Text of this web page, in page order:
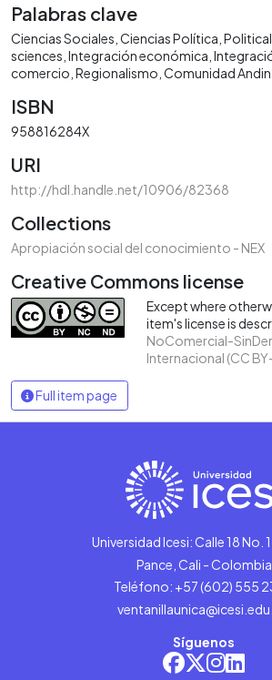
Palabras clave
Ciencias Sociales Ciencias Política
sciences Integración económica
comercio Regionalismo Comunidad
ISBN
958816284X
URI
http://hdl.handle.net/10906/82368
Collections
Apropiación social del conocimiento - NEX
Creative Commons license
Except where
item's license is
NoComercial-
Internacional (CC
Full item page
Universidad Icesi: Calle 18 No.
Pance, Cali - Colombia
Teléfono: +57 (602) 555
Síguenos